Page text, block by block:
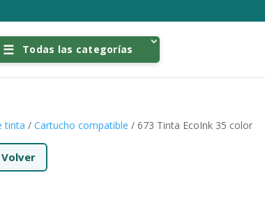
Todas las categorías
tinta /Cartucho compatible / 673 Tinta EcoInk 35 color
Volver